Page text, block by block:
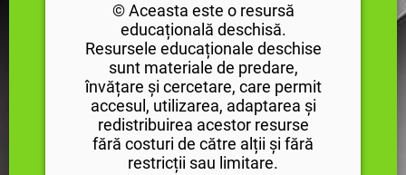
© Aceasta este o resursă
educațională deschisă.
Resursele educaționale deschise
sunt materiale de predare,
învățare și cercetare, care permit
accesul, utilizarea, adaptarea și
redistribuirea acestor resurse
fără costuri de către alții și fără
restricții sau limitare.